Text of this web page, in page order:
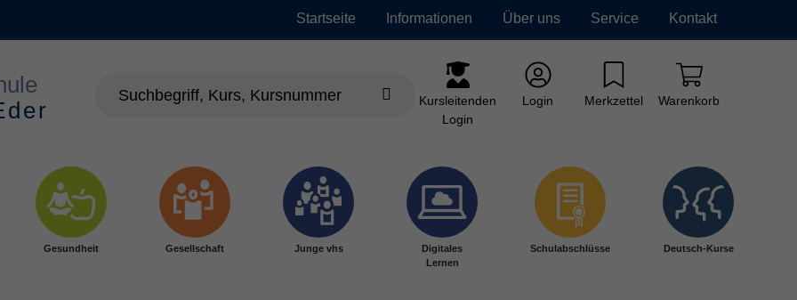
Startseite Informationen Über uns Service Kontakt
Kursleitenden
Login
Login Merkzettel Warenkorb
Gesundheit Gesellschaft Junge vhs
Digitales
Lernen
Schulabschlüsse Deutsch-Kurse